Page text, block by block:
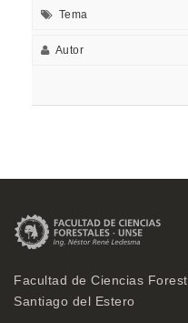
Tema
Autor
Facultad de Ciencias
Santiago del Estero